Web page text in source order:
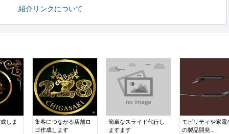
紹介リンクについて
しま
集客につながる店舗ロ
ゴ作成します
簡単なスライド代行し
ますます
モビリティや家電
の製品開発...